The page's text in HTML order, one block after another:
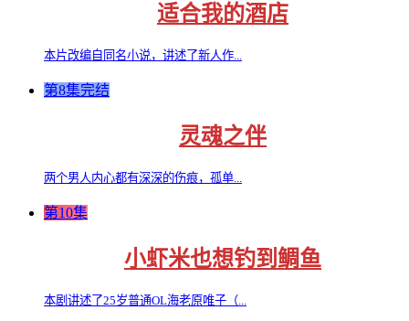
适合我的酒店
本片改编自同名小说，讲述了新人作...
第8集完结
灵魂之伴
两个男人内心都有深深的伤痕，孤单...
第10集
小虾米也想钓到鲷鱼
本剧讲述了25岁普通OL海老原唯子（...